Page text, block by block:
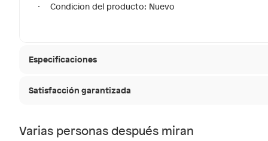
Condicion del producto: Nuevo
Especificaciones
Modelo
Satisfacción garantizada
Sin embargo, tenemos categorías que cuentan con
Varias personas después miran